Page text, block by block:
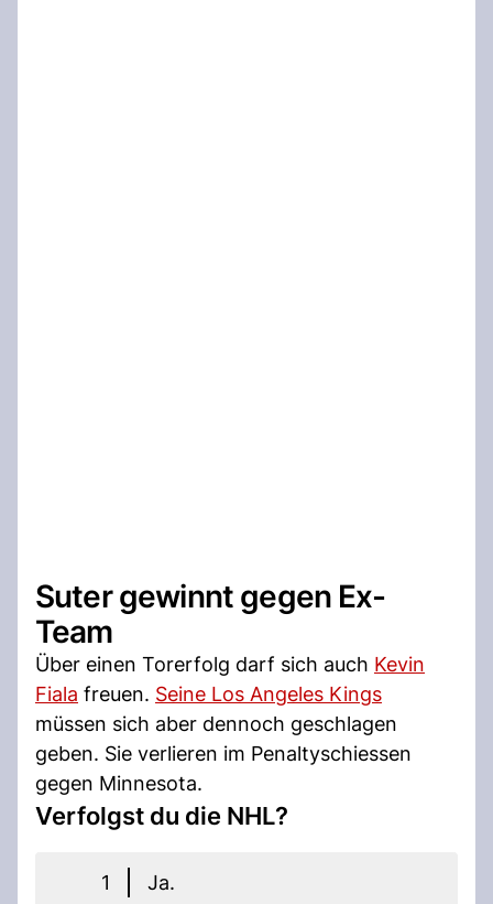
Suter gewinnt gegen Ex-
Team
Über einen Torerfolg darf sich auch Kevin
Fiala freuen. Seine Los Angeles Kings
müssen sich aber dennoch geschlagen
geben. Sie verlieren im Penaltyschiessen
gegen Minnesota.
Verfolgst du die NHL?
1 Ja.